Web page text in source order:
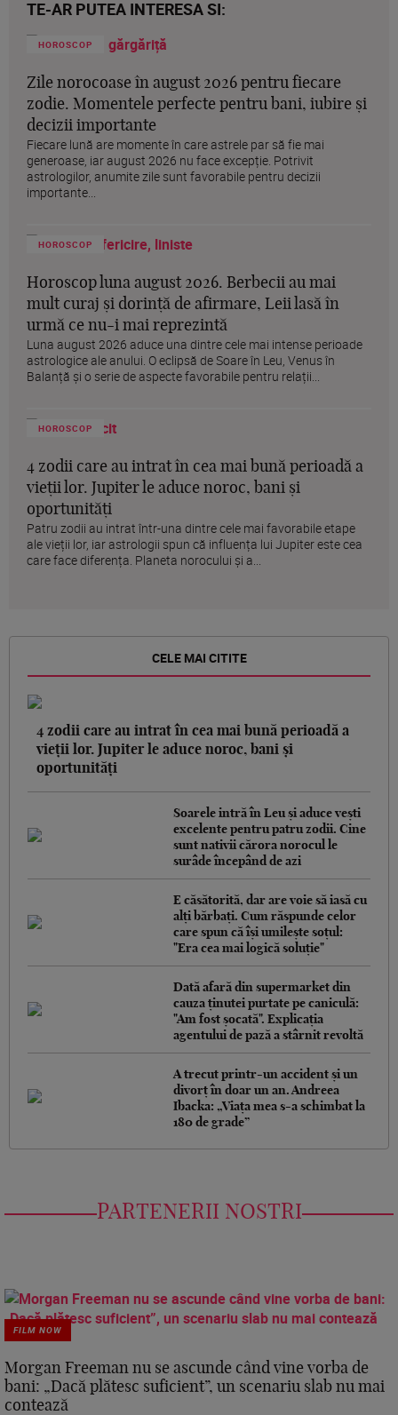
TE-AR PUTEA INTERESA SI:
HOROSCOP
Zile norocoase în august 2026 pentru fiecare
zodie. Momentele perfecte pentru bani, iubire și
decizii importante
Fiecare lună are momente în care astrele par să fie mai
generoase, iar august 2026 nu face excepție. Potrivit
astrologilor, anumite zile sunt favorabile pentru decizii
importante...
HOROSCOP
Horoscop luna august 2026. Berbecii au mai
mult curaj și dorință de afirmare, Leii lasă în
urmă ce nu-i mai reprezintă
Luna august 2026 aduce una dintre cele mai intense perioade
astrologice ale anului. O eclipsă de Soare în Leu, Venus în
Balanță și o serie de aspecte favorabile pentru relații...
HOROSCOP
4 zodii care au intrat în cea mai bună perioadă a
vieții lor. Jupiter le aduce noroc, bani și
oportunități
Patru zodii au intrat într-una dintre cele mai favorabile etape
ale vieții lor, iar astrologii spun că influența lui Jupiter este cea
care face diferența. Planeta norocului și a...
CELE MAI CITITE
4 zodii care au intrat în cea mai bună perioadă a
vieții lor. Jupiter le aduce noroc, bani și
oportunități
Soarele intră în Leu și aduce vești
excelente pentru patru zodii. Cine
sunt nativii cărora norocul le
surâde începând de azi
E căsătorită, dar are voie să iasă cu
alți bărbați. Cum răspunde celor
care spun că își umilește soțul:
"Era cea mai logică soluție"
Dată afară din supermarket din
cauza ținutei purtate pe caniculă:
"Am fost șocată". Explicația
agentului de pază a stârnit revoltă
A trecut printr-un accident și un
divorț în doar un an. Andreea
Ibacka: „Viața mea s-a schimbat la
180 de grade”
PARTENERII NOSTRI
FILM NOW
Morgan Freeman nu se ascunde când vine vorba de
bani: „Dacă plătesc suficient”, un scenariu slab nu mai
contează